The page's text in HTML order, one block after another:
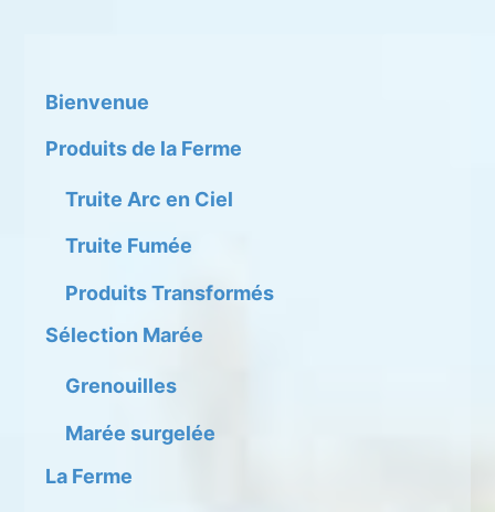
Bienvenue
Produits de la Ferme
Truite Arc en Ciel
Truite Fumée
Produits Transformés
Sélection Marée
Grenouilles
Marée surgelée
La Ferme